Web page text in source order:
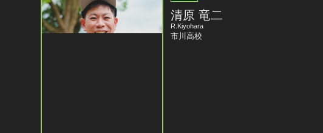
清原 竜二
R.Kiyohara
市川高校